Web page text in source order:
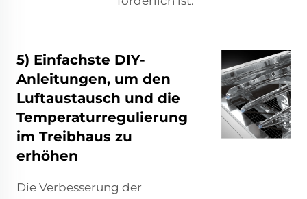
5) Einfachste DIY-
Anleitungen, um den
Luftaustausch und die
Temperaturregulierung
im Treibhaus zu
erhöhen
Die Verbesserung der